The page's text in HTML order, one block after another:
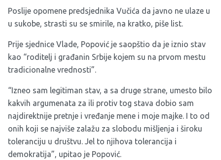
Poslije opomene predsjednika Vučića da javno ne ulaze u
u sukobe, strasti su se smirile, na kratko, piše list.
Prije sjednice Vlade, Popović je saopštio da je iznio stav
kao “roditelj i građanin Srbije kojem su na prvom mestu
tradicionalne vrednosti”.
“Izneo sam legitiman stav, a sa druge strane, umesto bilo
kakvih argumenata za ili protiv tog stava dobio sam
najdirektnije pretnje i vređanje mene i moje majke. I to od
onih koji se najviše zalažu za slobodu mišljenja i široku
toleranciju u društvu. Jel to njihova tolerancija i
demokratija”, upitao je Popović.